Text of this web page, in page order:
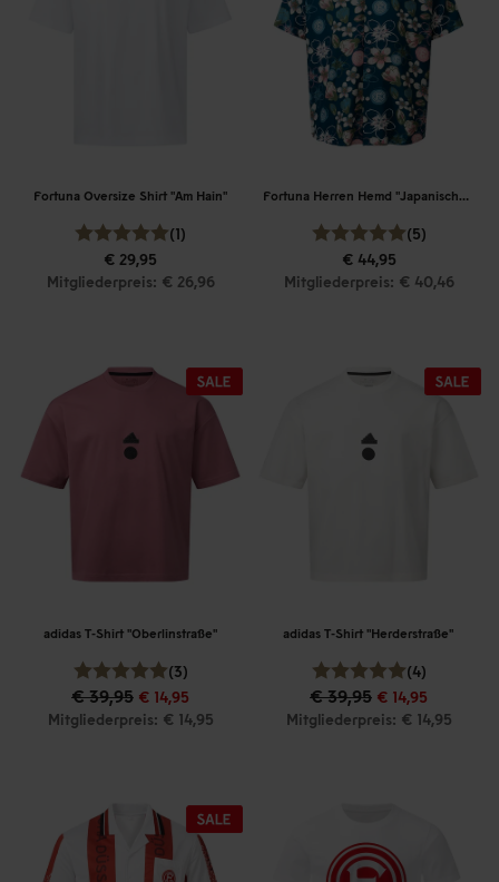
Fortuna Oversize Shirt "Am Hain"
(1)
€ 29,95
Mitgliederpreis: € 26,96
Fortuna Herren Hemd "Japanischer Garten"
(5)
€ 44,95
Mitgliederpreis: € 40,46
adidas T-Shirt "Oberlinstraße"
(3)
€ 39,95 € 14,95
Mitgliederpreis: € 14,95
adidas T-Shirt "Herderstraße"
(4)
€ 39,95 € 14,95
Mitgliederpreis: € 14,95